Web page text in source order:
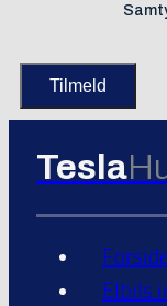
Tesla
Elbils